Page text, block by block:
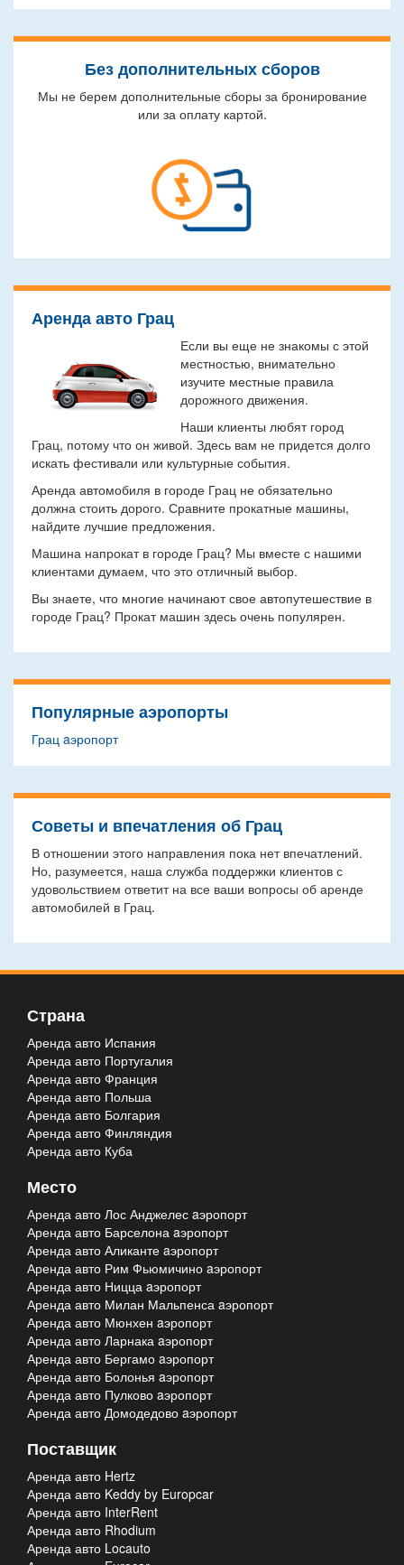
Без дополнительных сборов
Мы не берем дополнительные сборы за бронирование
или за оплату картой.
Аренда авто Грац
Если вы еще не знакомы с этой
местностью, внимательно
изучите местные правила
дорожного движения.
Наши клиенты любят город
Грац, потому что он живой. Здесь вам не придется долго
искать фестивали или культурные события.
Аренда автомобиля в городе Грац не обязательно
должна стоить дорого. Сравните прокатные машины,
найдите лучшие предложения.
Машина напрокат в городе Грац? Мы вместе с нашими
клиентами думаем, что это отличный выбор.
Вы знаете, что многие начинают свое автопутешествие в
городе Грац? Прокат машин здесь очень популярен.
Популярные аэропорты
Грац aэропорт
Советы и впечатления об Грац
В отношении этого направления пока нет впечатлений.
Но, разумеется, наша служба поддержки клиентов с
удовольствием ответит на все ваши вопросы об аренде
автомобилей в Грац.
Страна
Аренда авто Испания
Аренда авто Португалия
Аренда авто Франция
Аренда авто Польша
Аренда авто Болгария
Аренда авто Финляндия
Аренда авто Куба
Место
Аренда авто Лос Анджелес aэропорт
Аренда авто Барселона aэропорт
Аренда авто Аликанте aэропорт
Аренда авто Рим Фьюмичино aэропорт
Аренда авто Ницца aэропорт
Аренда авто Милан Мальпенса aэропорт
Аренда авто Мюнхен aэропорт
Аренда авто Ларнака aэропорт
Аренда авто Бергамо aэропорт
Аренда авто Болонья aэропорт
Аренда авто Пулково aэропорт
Аренда авто Домодедово aэропорт
Поставщик
Аренда авто Hertz
Аренда авто Keddy by Europcar
Аренда авто InterRent
Аренда авто Rhodium
Аренда авто Locauto